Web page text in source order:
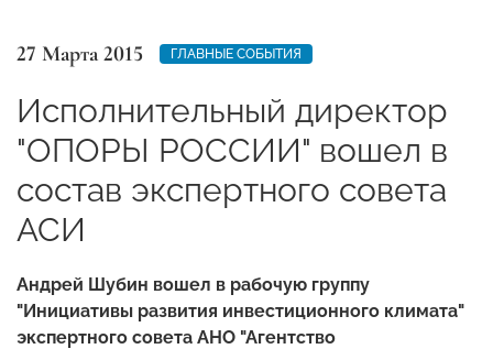
27 Марта 2015 ГЛАВНЫЕ СОБЫТИЯ
Исполнительный директор
"ОПОРЫ РОССИИ" вошел в
состав экспертного совета
АСИ
Андрей Шубин вошел в рабочую группу
"Инициативы развития инвестиционного климата"
экспертного совета АНО "Агентство